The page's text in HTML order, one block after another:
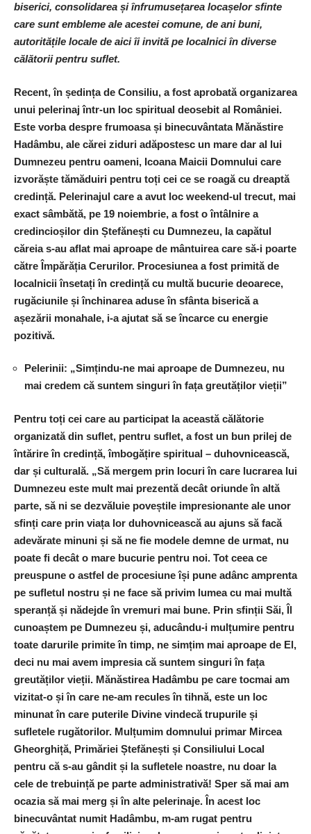
biserici, consolidarea și înfrumusețarea locașelor sfinte
care sunt embleme ale acestei comune, de ani buni,
autoritățile locale de aici îi invită pe localnici în diverse
călătorii pentru suflet.
Recent, în ședința de Consiliu, a fost aprobată organizarea
unui pelerinaj într-un loc spiritual deosebit al României.
Este vorba despre frumoasa și binecuvântata Mănăstire
Hadâmbu, ale cărei ziduri adăpostesc un mare dar al lui
Dumnezeu pentru oameni, Icoana Maicii Domnului care
izvorăște tămăduiri pentru toți cei ce se roagă cu dreaptă
credință. Pelerinajul care a avut loc weekend-ul trecut, mai
exact sâmbătă, pe 19 noiembrie, a fost o întâlnire a
credincioșilor din Ștefănești cu Dumnezeu, la capătul
căreia s-au aflat mai aproape de mântuirea care să-i poarte
către Împărăția Cerurilor. Procesiunea a fost primită de
localnicii însetați în credință cu multă bucurie deoarece,
rugăciunile și închinarea aduse în sfânta biserică a
așezării monahale, i-a ajutat să se încarce cu energie
pozitivă.
Pelerinii: „Simțindu-ne mai aproape de Dumnezeu, nu
mai credem că suntem singuri în fața greutăților vieții”
Pentru toți cei care au participat la această călătorie
organizată din suflet, pentru suflet, a fost un bun prilej de
întărire în credință, îmbogățire spiritual – duhovnicească,
dar și culturală. „Să mergem prin locuri în care lucrarea lui
Dumnezeu este mult mai prezentă decât oriunde în altă
parte, să ni se dezvăluie poveștile impresionante ale unor
sfinți care prin viața lor duhovnicească au ajuns să facă
adevărate minuni și să ne fie modele demne de urmat, nu
poate fi decât o mare bucurie pentru noi. Tot ceea ce
preuspune o astfel de procesiune își pune adânc amprenta
pe sufletul nostru și ne face să privim lumea cu mai multă
speranță și nădejde în vremuri mai bune. Prin sfinții Săi, Îl
cunoaștem pe Dumnezeu și, aducându-i mulțumire pentru
toate darurile primite în timp, ne simțim mai aproape de El,
deci nu mai avem impresia că suntem singuri în fața
greutăților vieții. Mănăstirea Hadâmbu pe care tocmai am
vizitat-o și în care ne-am recules în tihnă, este un loc
minunat în care puterile Divine vindecă trupurile și
sufletele rugătorilor. Mulțumim domnului primar Mircea
Gheorghiță, Primăriei Ștefănești și Consiliului Local
pentru că s-au gândit și la sufletele noastre, nu doar la
cele de trebuință pe parte administrativă! Sper să mai am
ocazia să mai merg și în alte pelerinaje. În acest loc
binecuvântat numit Hadâmbu, m-am rugat pentru